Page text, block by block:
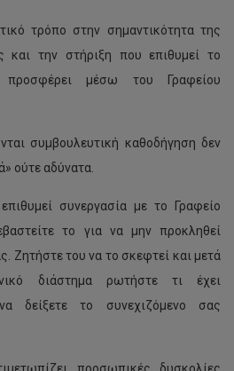
τρόπο στην σημαντικότητα της
και την στήριξη που επιθυμεί το
προσφέρει μέσω του Γραφείου
συμβουλευτική καθοδήγηση δεν
ούτε αδύνατα.
συνεργασία με το Γραφείο
το για να μην προκληθεί
Ζητήστε του να το σκεφτεί και μετά
διάστημα ρωτήστε τι έχει
δείξετε το συνεχιζόμενο σας